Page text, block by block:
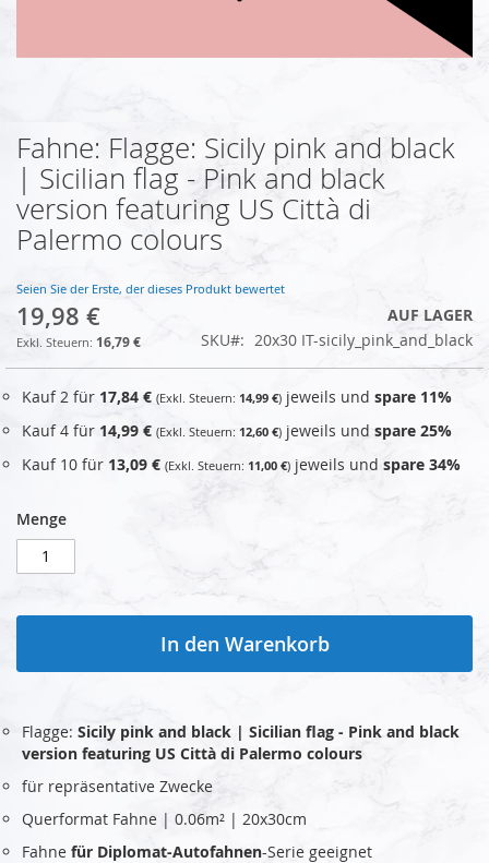
Zum
Anfang
Bildgalerie
springen
Fahne: Flagge: Sicily pink and black
| Sicilian flag - Pink and black
version featuring US Città di
Palermo colours
Seien Sie der Erste, der dieses Produkt bewertet
19,98 €
16,79 €
AUF LAGER
SKU
20x30 IT-sicily_pink_and_black
Kauf 2 für 17,84 € 14,99 € jeweils und spare 11%
Kauf 4 für 14,99 € 12,60 € jeweils und spare 25%
Kauf 10 für 13,09 € 11,00 € jeweils und spare 34%
Menge
In den Warenkorb
Flagge: Sicily pink and black | Sicilian flag - Pink and black
version featuring US Città di Palermo colours
für repräsentative Zwecke
Querformat Fahne | 0.06m² | 20x30cm
Fahne für Diplomat-Autofahnen-Serie geeignet